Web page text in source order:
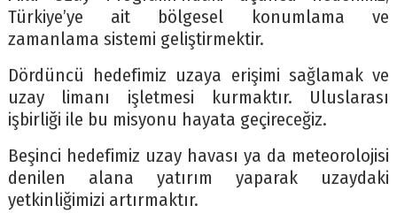
Türkiye’ye ait bölgesel konumlama ve
zamanlama sistemi geliştirmektir.
Dördüncü hedefimiz uzaya erişimi sağlamak ve
uzay limanı işletmesi kurmaktır. Uluslarası
işbirliği ile bu misyonu hayata geçireceğiz.
Beşinci hedefimiz uzay havası ya da meteorolojisi
denilen alana yatırım yaparak uzaydaki
yetkinliğimizi artırmaktır.